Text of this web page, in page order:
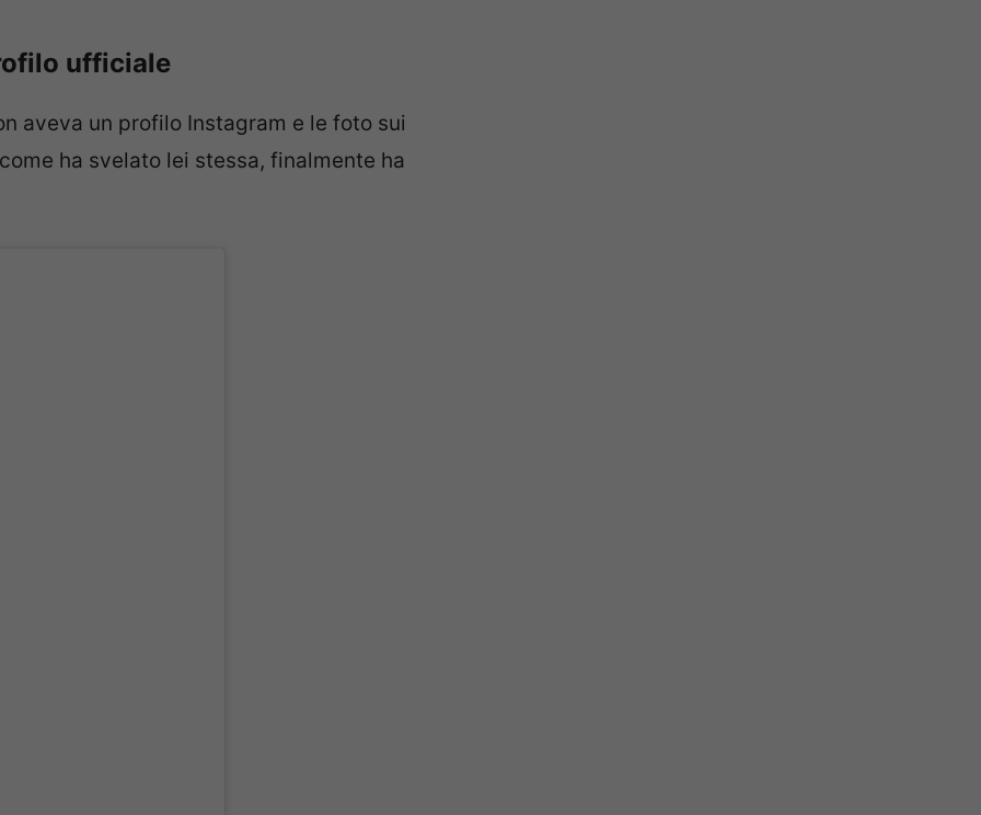
ufficiale
aveva un profilo Instagram e le foto sui
ha svelato lei stessa, finalmente ha